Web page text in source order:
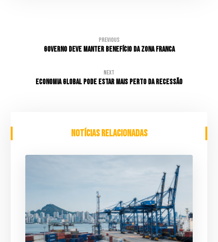
Previous
Governo deve manter benefício da Zona Franca
Next
Economia global pode estar mais perto da recessão
Notícias relacionadas